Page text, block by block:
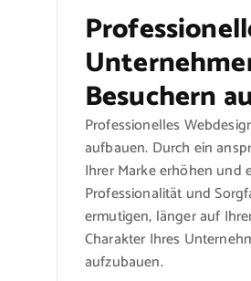
Besuchern
Professionelles
aufbauen. Durch ein
Ihrer Marke erhöhen und
Professionalität und
ermutigen, länger auf
Charakter Ihres
aufzubauen.